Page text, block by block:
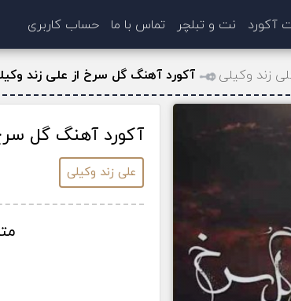
آکورد نت و تبلچر تماس با ما حساب کاربری
زند وکیلی آکورد آهنگ گل سرخ از علی زند
آکورد آهنگ گل
علی زند وکیلی